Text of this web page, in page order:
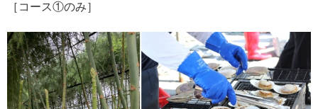
［コース①のみ］